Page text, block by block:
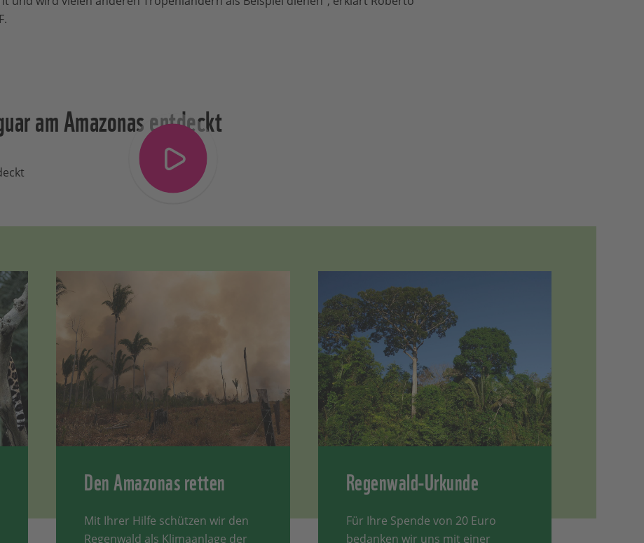
am Amazonas entdeckt
Den Amazonas retten
Mit Ihrer Hilfe schützen wir den
Regenwald als Klimaanlage der
Regenwald-Urkunde
Für Ihre Spende von 20 Euro
bedanken wir uns mit einer